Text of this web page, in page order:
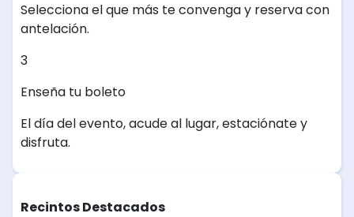
Selecciona el que más te convenga y reserva con
antelación.
3
Enseña tu boleto
El día del evento, acude al lugar, estaciónate y
disfruta.
Recintos Destacados